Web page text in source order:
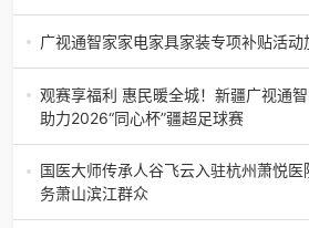
2026 年 6 月 10 日，杭州迎来一场热
会。华友会组织十余位企业负责人、创
广视通智家家电家具家装专项补贴活动
新疆讯【陈会林报道】近日，备受市民
新程”家电家具家装专项补贴首轮活动
政策、贴心的
观赛享福利 惠民暖全城！新疆广视通
助力2026“同心杯”疆超足球赛
新疆讯【陈会林报道】绿茵驰骋，燃动
疆超足球联赛喀什赛区火热开赛，全民
文体消费持续升温。为积
国医大师传承人谷飞云入驻杭州萧悦
务萧山滨江群众
国医大师传承人谷飞云入驻杭州萧悦